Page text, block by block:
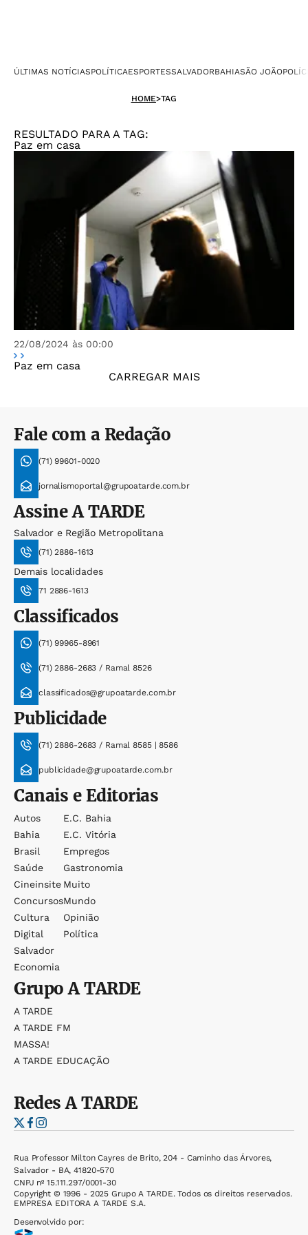
ÚLTIMAS NOTÍCIASPOLÍTICAESPORTESSALVADORBAHIASÃO JOÃO
HOME>TAG
RESULTADO PARA A TAG:
Paz em casa
22/08/2024 às 00:00
Paz em casa
CARREGAR MAIS
Fale com a Redação
(71) 99601-0020
jornalismoportal@grupoatarde.com.br
AssineA TARDE
Salvador e Região Metropolitana
(71) 2886-1613
Demais localidades
71 2886-1613
Classificados
(71) 99965-8961
(71) 2886-2683 / Ramal 8526
classificados@grupoatarde.com.br
Publicidade
(71) 2886-2683 / Ramal 8585 | 8586
publicidade@grupoatarde.com.br
Canais e Editorias
Autos
Bahia
Brasil
Saúde
Cineinsite
Concursos
Cultura
Digital
Salvador
Economia
E.c. Bahia
E.c. Vitória
Empregos
Gastronomia
Muito
Mundo
Opinião
Política
GrupoA TARDE
A TARDE
A TARDE FM
MASSA!
A TARDE EDUCAÇÃO
RedesA TARDE
Rua Professor Milton Cayres de Brito, 204 - Caminho das Árvores,
Salvador - BA, 41820-570
CNPJ nº 15.111.297/0001-30
Copyright © 1996 - 2025 Grupo A TARDE. Todos os direitos reservados.
EMPRESA EDITORA A TARDE S.A.
Desenvolvido por: